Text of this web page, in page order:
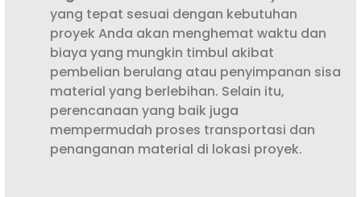
yang tepat sesuai dengan kebutuhan
proyek Anda akan menghemat waktu dan
biaya yang mungkin timbul akibat
pembelian berulang atau penyimpanan sisa
material yang berlebihan. Selain itu,
perencanaan yang baik juga
mempermudah proses transportasi dan
penanganan material di lokasi proyek.